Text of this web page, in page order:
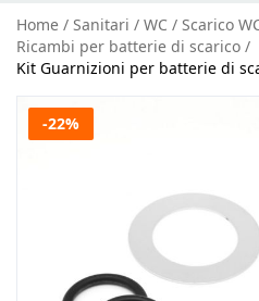
Home Sanitari WC Scarico
Ricambi per batterie di scarico
Kit Guarnizioni per batterie di
Vai
-22%